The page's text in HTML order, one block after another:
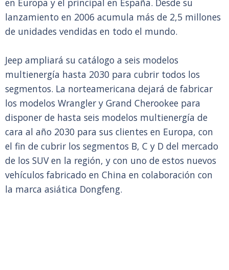
en Europa y el principal en España. Desde su
lanzamiento en 2006 acumula más de 2,5 millones
de unidades vendidas en todo el mundo.
Jeep ampliará su catálogo a seis modelos
multienergía hasta 2030 para cubrir todos los
segmentos. La norteamericana dejará de fabricar
los modelos Wrangler y Grand Cherookee para
disponer de hasta seis modelos multienergía de
cara al año 2030 para sus clientes en Europa, con
el fin de cubrir los segmentos B, C y D del mercado
de los SUV en la región, y con uno de estos nuevos
vehículos fabricado en China en colaboración con
la marca asiática Dongfeng.